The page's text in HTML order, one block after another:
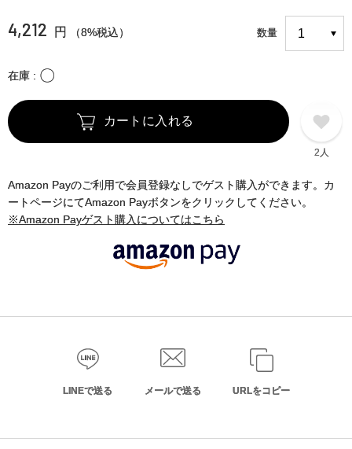
4,212 円 （8%税込） 数量
在庫 〇
カートに入れる
2人
Amazon Payのご利用で会員登録なしでゲスト購入ができます。カ
ートページにてAmazon Payボタンをクリックしてください。
※Amazon Payゲスト購入についてはこちら
LINEで送る メールで送る URLをコピー